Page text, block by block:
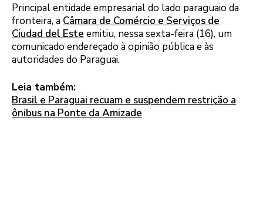
Principal entidade empresarial do lado paraguaio da
fronteira, a Câmara de Comércio e Serviços de
Ciudad del Este emitiu, nessa sexta-feira (16), um
comunicado endereçado à opinião pública e às
autoridades do Paraguai.
Leia também:
Brasil e Paraguai recuam e suspendem restrição a
ônibus na Ponte da Amizade